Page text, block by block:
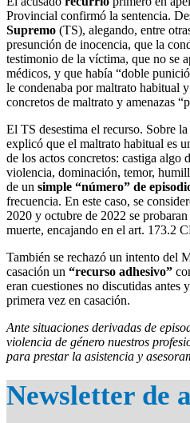
Provincial confirmó la sentencia.
Supremo (TS), alegando, entre
presunción de inocencia, que la
testimonio de la víctima, que no se
médicos, y que había “doble
le condenaba por maltrato habitual
concretos de maltrato y amenazas
El TS desestima el recurso. Sobre la
explicó que el maltrato habitual es
de los actos concretos: castiga algo
violencia, dominación, temor,
de un simple “número” de
frecuencia. En este caso, se
2020 y octubre de 2022 se
muerte, encajando en el art. 173.2
También se rechazó un intento del
casación un “recurso adhesivo”
eran cuestiones no discutidas antes
primera vez en casación.
Ante situaciones derivadas de
violencia de género nuestros
para prestar la asistencia y
Newsletter de